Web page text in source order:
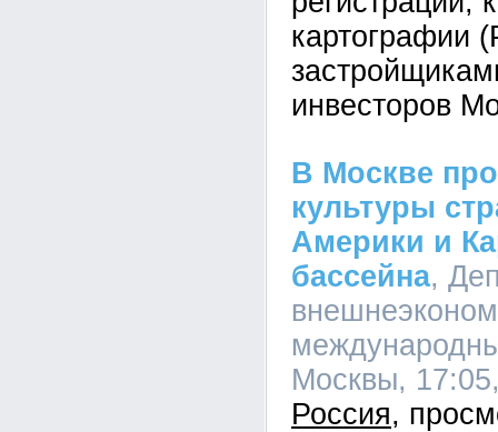
картографии
инвесторов
В Москве
культуры
Америки и
бассейна,
Москвы,
Россия